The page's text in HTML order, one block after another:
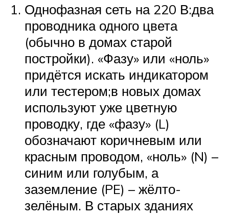
Однофазная сеть на 220 В:два
проводника одного цвета
(обычно в домах старой
постройки). «Фазу» или «ноль»
придётся искать индикатором
или тестером;в новых домах
используют уже цветную
проводку, где «фазу» (L)
обозначают коричневым или
красным проводом, «ноль» (N) –
синим или голубым, а
заземление (PE) – жёлто-
зелёным. В старых зданиях